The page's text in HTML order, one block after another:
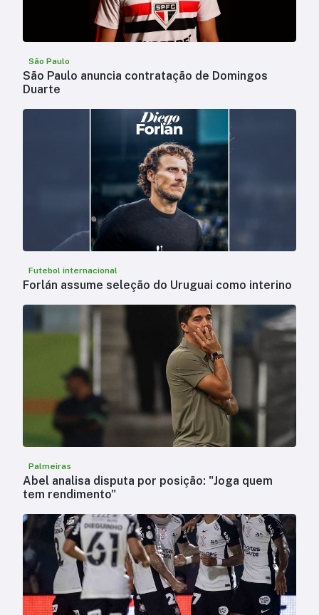
São Paulo
São Paulo anuncia contratação de Domingos
Duarte
Futebol internacional
Forlán assume seleção do Uruguai como interino
Palmeiras
Abel analisa disputa por posição: "Joga quem
tem rendimento"